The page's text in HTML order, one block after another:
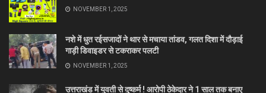
NOVEMBER 1, 2025
नशे में धुत रईसजादों ने थार से मचाया तांडव, गलत दिशा में दौड़ाई
गाड़ी डिवाइडर से टकराकर पलटी
NOVEMBER 1, 2025
उत्तराखंड में युवती से दुष्कर्म ! आरोपी ठेकेदार ने 1 साल तक बनाए